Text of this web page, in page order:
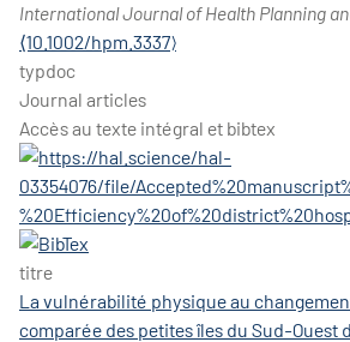
International Journal of Health Planning
⟨10.1002/hpm.3337⟩
typdoc
Journal articles
Accès au texte intégral et bibtex
titre
La vulnérabilité physique au
comparée des petites îles du Sud-Ouest